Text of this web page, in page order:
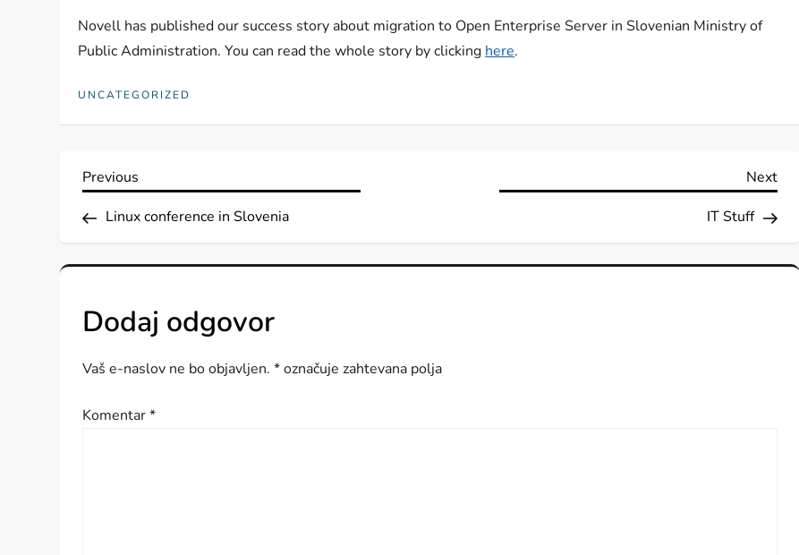
Novell has published our success story about migration to Open Enterprise Server in Slovenian Ministry of
Public Administration. You can read the whole story by clicking here.
UNCATEGORIZED
N
a
v
i
g
Previous
Previous
Linux conference in Slovenia
Next
Next
IT Stuff
Dodaj odgovor
Vaš e-naslov ne bo objavljen. *označuje zahtevana polja
Komentar*